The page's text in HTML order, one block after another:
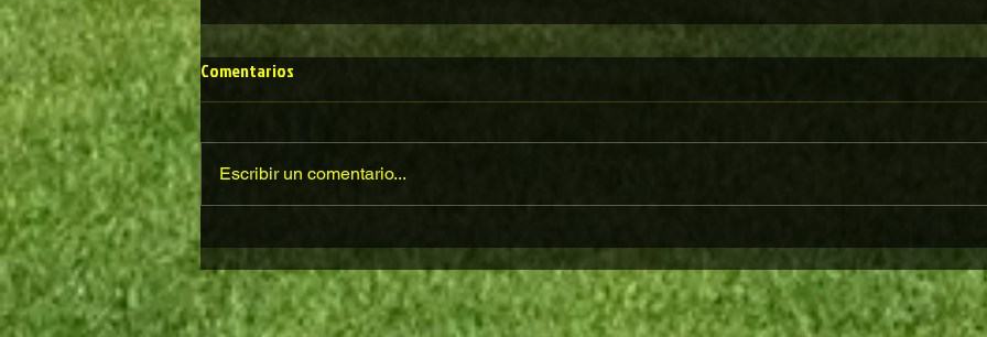
Comentarios
Escribir un comentario...